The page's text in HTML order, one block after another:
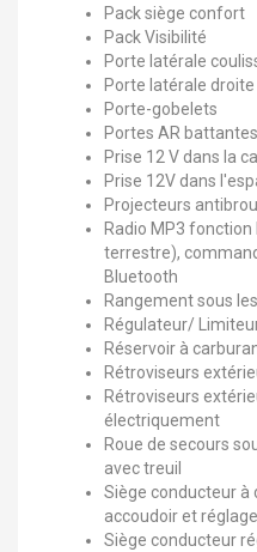
Pack siège confort
Pack Visibilité
Porte latérale
Porte latérale
Porte-gobelets
Portes AR battantes
Prise 12 V dans la
Prise 12V dans
Projecteurs
Radio MP3
terrestre),
Bluetooth
Rangement sous
Régulateur/
Réservoir à
Rétroviseurs
Rétroviseurs
électriquement
Roue de secours
avec treuil
Siège conducteur à
accoudoir et
Siège conducteur